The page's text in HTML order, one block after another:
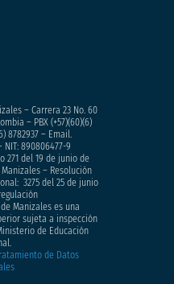
– Carrera 23 No. 60
– PBX (+57)(60)(6)
8782937 – Email.
NIT: 890806477-9
271 del 19 de junio de
– Resolución
3275 del 25 de junio
Manizales es una
sujeta a inspección
de Educación
de Datos